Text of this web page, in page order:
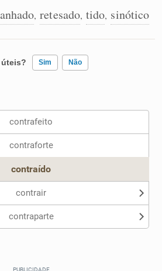
, retesado, tido, sinótico
Sim Não
apresentados me ajudou
contrafeito
contraforte
contraído
contrair
contraparte